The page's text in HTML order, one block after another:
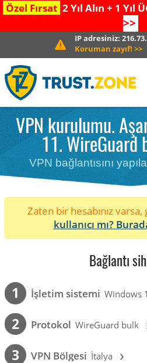
Özel Fırsat 2 Yıl Alın + 1 Yıl
>>
IP adresiniz:
Koruman zayıf! >>
VPN kurulumu.
11. WireGuard
VPN bağlantısını
Zaten bir hesabınız varsa,
kullanıcı mı?
Bağlantı
1 İşletim sistemi Windows
2 Protokol WireGuard bulk
3 VPN Bölgesi İtalya ›